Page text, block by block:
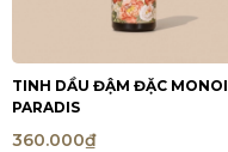
TINH DẦU ĐẬM ĐẶC MONOI
PARADIS
360.000₫